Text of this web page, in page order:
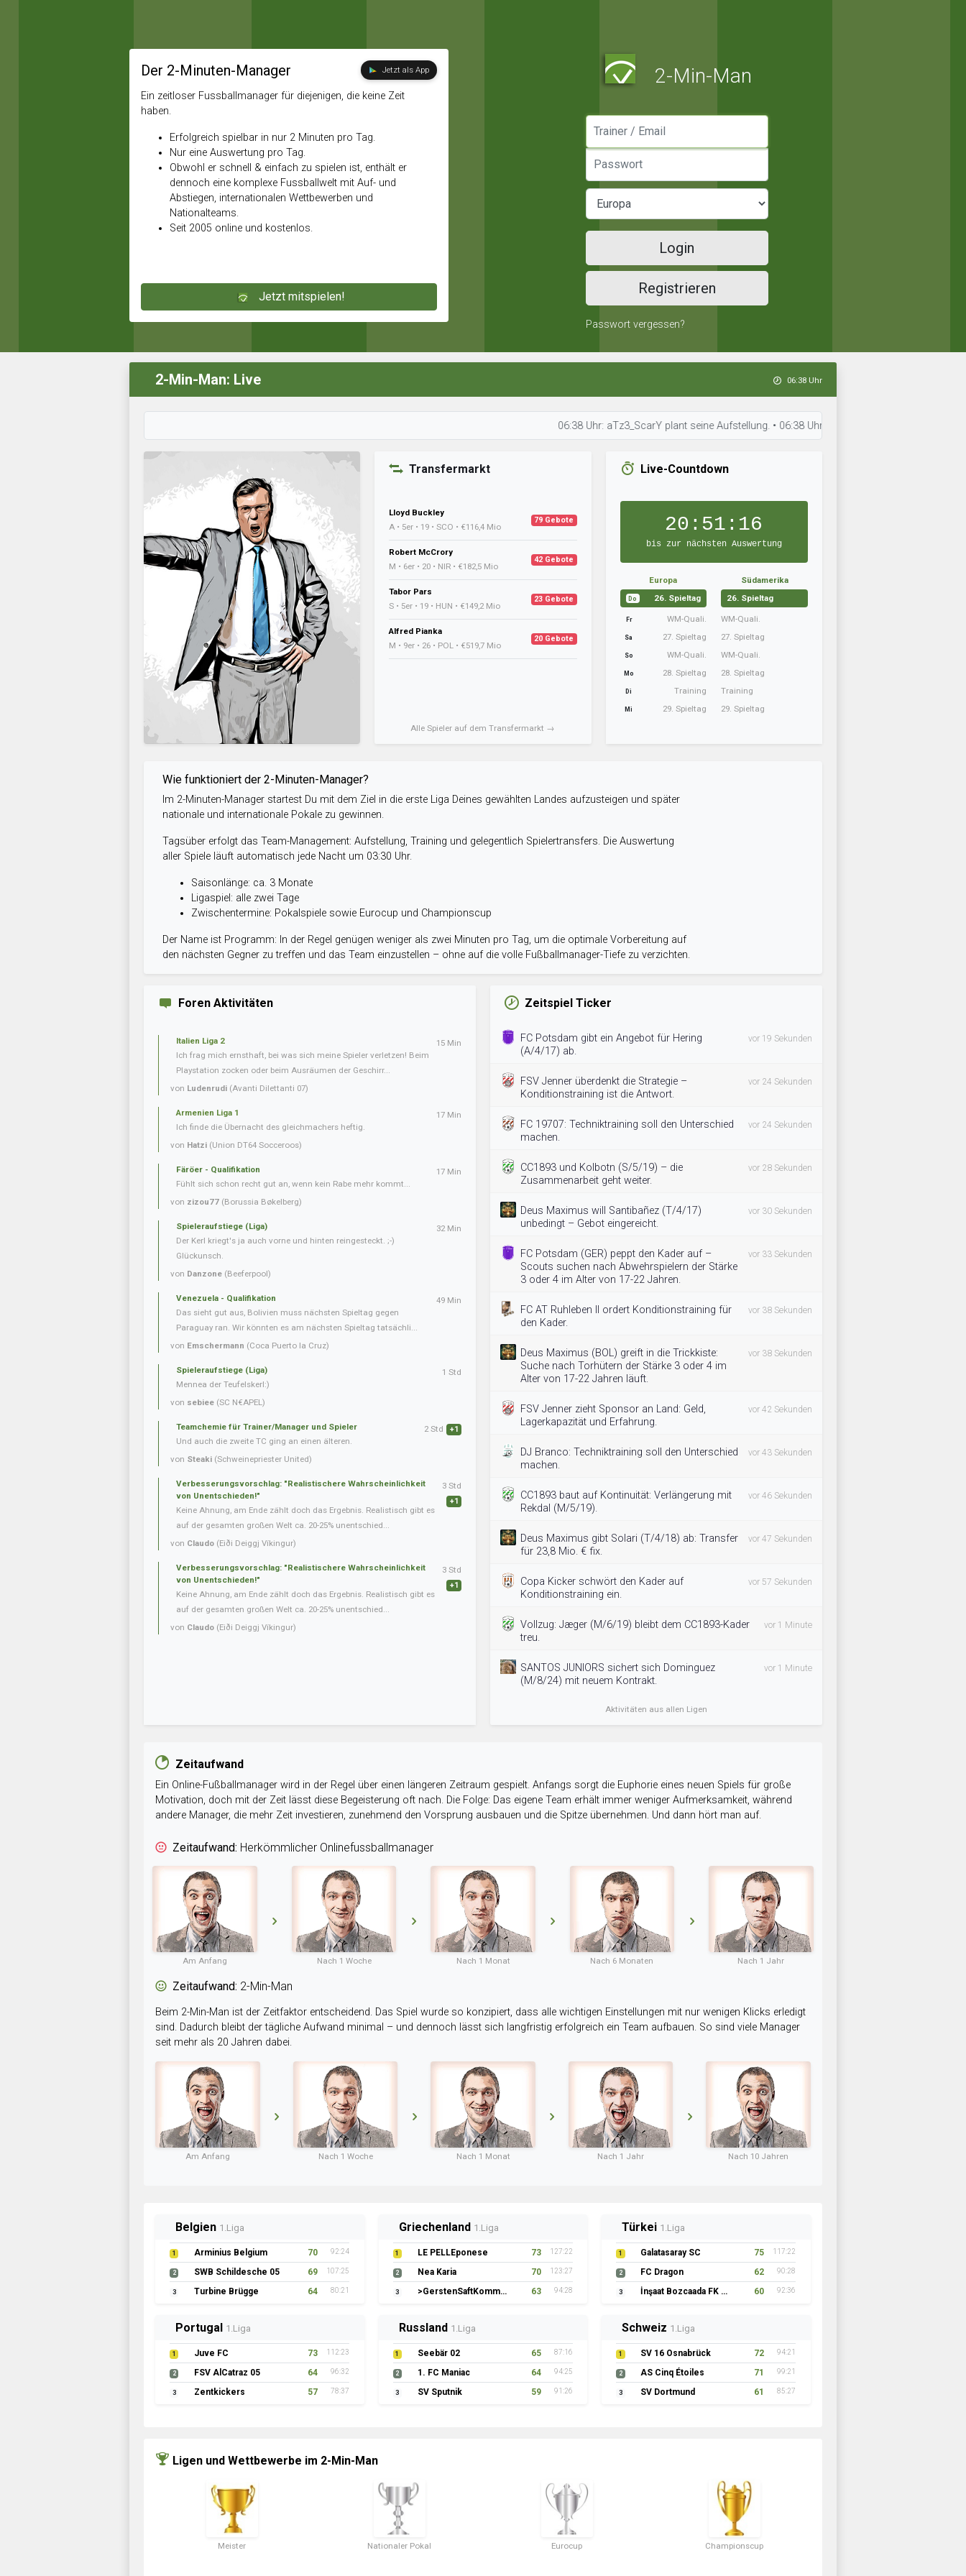
Der 2-Minuten-Manager Jetzt als App
Ein zeitloser Fussballmanager für diejenigen, die keine Zeit
haben.
Erfolgreich spielbar in nur 2 Minuten pro Tag.
Nur eine Auswertung pro Tag.
Obwohl er schnell & einfach zu spielen ist, enthält er
dennoch eine komplexe Fussballwelt mit Auf- und
Abstiegen, internationalen Wettbewerben und
Nationalteams.
Seit 2005 online und kostenlos.
Jetzt mitspielen!
2-Min-Man
Login
Registrieren
Passwort vergessen?
2-Min-Man: Live 06:38 Uhr
06:38 Uhr: aTz3_ScarY plant seine Aufstellung. • 06:38 Uhr: FSC Bergshausen bereitet sich auf
Transfermarkt
Lloyd Buckley
A • 5er • 19 • SCO • €116,4 Mio
79 Gebote
Robert McCrory
M • 6er • 20 • NIR • €182,5 Mio
42 Gebote
Tabor Pars
S • 5er • 19 • HUN • €149,2 Mio
23 Gebote
Alfred Pianka
M • 9er • 26 • POL • €519,7 Mio
20 Gebote
Alle Spieler auf dem Transfermarkt →
Live-Countdown
20:51:15
bis zur nächsten Auswertung
Europa
Do 26. Spieltag
Fr WM-Quali.
Sa 27. Spieltag
So WM-Quali.
Mo 28. Spieltag
Di Training
Mi 29. Spieltag
Südamerika
26. Spieltag
WM-Quali.
27. Spieltag
WM-Quali.
28. Spieltag
Training
29. Spieltag
Wie funktioniert der 2-Minuten-Manager?
Im 2-Minuten-Manager startest Du mit dem Ziel in die erste Liga Deines gewählten Landes aufzusteigen und später
nationale und internationale Pokale zu gewinnen.
Tagsüber erfolgt das Team-Management: Aufstellung, Training und gelegentlich Spielertransfers. Die Auswertung
aller Spiele läuft automatisch jede Nacht um 03:30 Uhr.
Saisonlänge: ca. 3 Monate
Ligaspiel: alle zwei Tage
Zwischentermine: Pokalspiele sowie Eurocup und Championscup
Der Name ist Programm: In der Regel genügen weniger als zwei Minuten pro Tag, um die optimale Vorbereitung auf
den nächsten Gegner zu treffen und das Team einzustellen – ohne auf die volle Fußballmanager-Tiefe zu verzichten.
Foren Aktivitäten
Italien Liga 2
Ich frag mich ernsthaft, bei was sich meine Spieler verletzen! Beim
Playstation zocken oder beim Ausräumen der Geschirr...
von Ludenrudi (Avanti Dilettanti 07)
15 Min
Armenien Liga 1
Ich finde die Übernacht des gleichmachers heftig.
von Hatzi (Union DT64 Socceroos)
17 Min
Färöer - Qualifikation
Fühlt sich schon recht gut an, wenn kein Rabe mehr kommt...
von zizou77 (Borussia Bøkelberg)
17 Min
Spieleraufstiege (Liga)
Der Kerl kriegt's ja auch vorne und hinten reingesteckt. ;-)
Glückunsch.
von Danzone (Beeferpool)
32 Min
Venezuela - Qualifikation
Das sieht gut aus, Bolivien muss nächsten Spieltag gegen
Paraguay ran. Wir könnten es am nächsten Spieltag tatsächli...
von Emschermann (Coca Puerto la Cruz)
49 Min
Spieleraufstiege (Liga)
Mennea der Teufelskerl:)
von sebiee (SC N€APEL)
1 Std
Teamchemie für Trainer/Manager und Spieler
Und auch die zweite TC ging an einen älteren.
von Steaki (Schweinepriester United)
2 Std +1
Verbesserungsvorschlag: "Realistischere Wahrscheinlichkeit
von Unentschieden!"
Keine Ahnung, am Ende zählt doch das Ergebnis. Realistisch gibt es
auf der gesamten großen Welt ca. 20-25% unentschied...
von Claudo (Eiði Deiggj Víkingur)
3 Std
+1
Verbesserungsvorschlag: "Realistischere Wahrscheinlichkeit
von Unentschieden!"
Keine Ahnung, am Ende zählt doch das Ergebnis. Realistisch gibt es
auf der gesamten großen Welt ca. 20-25% unentschied...
von Claudo (Eiði Deiggj Víkingur)
3 Std
+1
Zeitspiel Ticker
FC Potsdam gibt ein Angebot für Hering
(A/4/17) ab.
vor 19 Sekunden
FSV Jenner überdenkt die Strategie –
Konditionstraining ist die Antwort.
vor 24 Sekunden
FC 19707: Techniktraining soll den Unterschied
machen.
vor 24 Sekunden
CC1893 und Kolbotn (S/5/19) – die
Zusammenarbeit geht weiter.
vor 28 Sekunden
Deus Maximus will Santibañez (T/4/17)
unbedingt – Gebot eingereicht.
vor 30 Sekunden
FC Potsdam (GER) peppt den Kader auf –
Scouts suchen nach Abwehrspielern der Stärke
3 oder 4 im Alter von 17-22 Jahren.
vor 33 Sekunden
FC AT Ruhleben II ordert Konditionstraining für
den Kader.
vor 38 Sekunden
Deus Maximus (BOL) greift in die Trickkiste:
Suche nach Torhütern der Stärke 3 oder 4 im
Alter von 17-22 Jahren läuft.
vor 38 Sekunden
FSV Jenner zieht Sponsor an Land: Geld,
Lagerkapazität und Erfahrung.
vor 42 Sekunden
DJ Branco: Techniktraining soll den Unterschied
machen.
vor 43 Sekunden
CC1893 baut auf Kontinuität: Verlängerung mit
Rekdal (M/5/19).
vor 46 Sekunden
Deus Maximus gibt Solari (T/4/18) ab: Transfer
für 23,8 Mio. € fix.
vor 47 Sekunden
Copa Kicker schwört den Kader auf
Konditionstraining ein.
vor 57 Sekunden
Vollzug: Jæger (M/6/19) bleibt dem CC1893-Kader
treu.
vor 1 Minute
SANTOS JUNIORS sichert sich Dominguez
(M/8/24) mit neuem Kontrakt.
vor 1 Minute
Aktivitäten aus allen Ligen
Zeitaufwand
Ein Online-Fußballmanager wird in der Regel über einen längeren Zeitraum gespielt. Anfangs sorgt die Euphorie eines neuen Spiels für große
Motivation, doch mit der Zeit lässt diese Begeisterung oft nach. Die Folge: Das eigene Team erhält immer weniger Aufmerksamkeit, während
andere Manager, die mehr Zeit investieren, zunehmend den Vorsprung ausbauen und die Spitze übernehmen. Und dann hört man auf.
Zeitaufwand: Herkömmlicher Onlinefussballmanager
Am Anfang Nach 1 Woche Nach 1 Monat Nach 6 Monaten Nach 1 Jahr
Zeitaufwand: 2-Min-Man
Beim 2-Min-Man ist der Zeitfaktor entscheidend. Das Spiel wurde so konzipiert, dass alle wichtigen Einstellungen mit nur wenigen Klicks erledigt
sind. Dadurch bleibt der tägliche Aufwand minimal – und dennoch lässt sich langfristig erfolgreich ein Team aufbauen. So sind viele Manager
seit mehr als 20 Jahren dabei.
Am Anfang Nach 1 Woche Nach 1 Monat Nach 1 Jahr Nach 10 Jahren
Belgien 1.Liga
1 Arminius Belgium 70 92:24
2 SWB Schildesche 05 69 107:25
3 Turbine Brügge 64 80:21
Griechenland 1.Liga
1 LE PELLEponese 73 127:22
2 Nea Karia 70 123:27
3 >GerstenSaftKommando 63 94:28
Türkei 1.Liga
1 Galatasaray SC 75 117:22
2 FC Dragon 62 90:28
3 İnşaat Bozcaada FK 1957 60 92:36
Portugal 1.Liga
1 Juve FC 73 112:23
2 FSV AlCatraz 05 64 96:32
3 Zentkickers 57 78:37
Russland 1.Liga
1 Seebär 02 65 87:16
2 1. FC Maniac 64 94:25
3 SV Sputnik 59 91:26
Schweiz 1.Liga
1 SV 16 Osnabrück 72 94:21
2 AS Cinq Étoiles 71 99:21
3 SV Dortmund 61 85:27
Ligen und Wettbewerbe im 2-Min-Man
Meister Nationaler Pokal Eurocup Championscup